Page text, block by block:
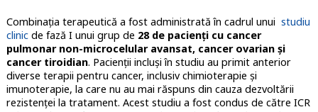
Combinaţia terapeutică a fost administrată în cadrul unui studiu
clinic de fază I unui grup de 28 de pacienţi cu cancer
pulmonar non-microcelular avansat, cancer ovarian şi
cancer tiroidian. Pacienţii incluşi în studiu au primit anterior
diverse terapii pentru cancer, inclusiv chimioterapie şi
imunoterapie, la care nu au mai răspuns din cauza dezvoltării
rezistenţei la tratament. Acest studiu a fost condus de către ICR